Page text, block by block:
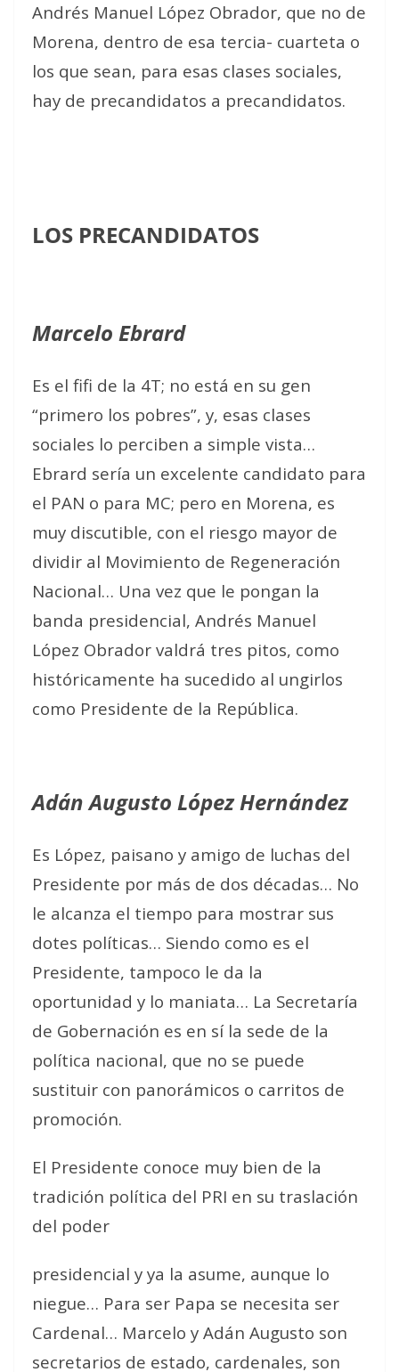
Andrés Manuel López Obrador, que no de
Morena, dentro de esa tercia- cuarteta o
los que sean, para esas clases sociales,
hay de precandidatos a precandidatos.
LOS PRECANDIDATOS
Marcelo Ebrard
Es el fifi de la 4T; no está en su gen
“primero los pobres”, y, esas clases
sociales lo perciben a simple vista…
Ebrard sería un excelente candidato para
el PAN o para MC; pero en Morena, es
muy discutible, con el riesgo mayor de
dividir al Movimiento de Regeneración
Nacional… Una vez que le pongan la
banda presidencial, Andrés Manuel
López Obrador valdrá tres pitos, como
históricamente ha sucedido al ungirlos
como Presidente de la República.
Adán Augusto López Hernández
Es López, paisano y amigo de luchas del
Presidente por más de dos décadas… No
le alcanza el tiempo para mostrar sus
dotes políticas… Siendo como es el
Presidente, tampoco le da la
oportunidad y lo maniata… La Secretaría
de Gobernación es en sí la sede de la
política nacional, que no se puede
sustituir con panorámicos o carritos de
promoción.
El Presidente conoce muy bien de la
tradición política del PRI en su traslación
del poder
presidencial y ya la asume, aunque lo
niegue… Para ser Papa se necesita ser
Cardenal… Marcelo y Adán Augusto son
secretarios de estado, cardenales, son